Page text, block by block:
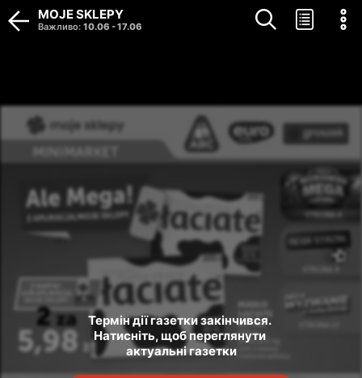
Термін дії газетки закінчився.
Натисніть, щоб переглянути
актуальні газетки
MOJE SKLEPY
Важливо: 10.06 -17.06